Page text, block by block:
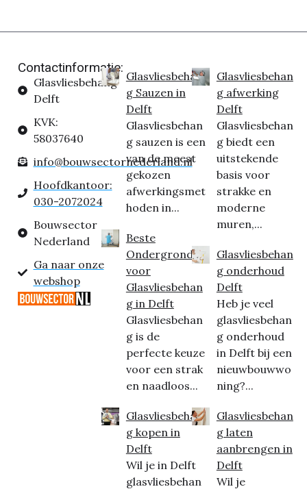
Contactinformatie:
Glasvliesbehang
Delft
KVK:
58037640
info@bouwsectornederland.nl
Hoofdkantoor:
030-2072024
Bouwsector
Nederland
Ga naar onze
webshop
Glasvliesbehan
g Sauzen in
Delft
Glasvliesbehan
g sauzen is een
van de meest
gekozen
afwerkingsmet
hoden in...
Beste
Ondergrond
voor
Glasvliesbehan
g in Delft
Glasvliesbehan
g is de
perfecte keuze
voor een strak
en naadloos...
Glasvliesbehan
g kopen in
Delft
Wil je in Delft
glasvliesbehan
Glasvliesbehan
g afwerking
Delft
Glasvliesbehan
g biedt een
uitstekende
basis voor
strakke en
moderne
muren,...
Glasvliesbehan
g onderhoud
Delft
Heb je veel
glasvliesbehan
g onderhoud
in Delft bij een
nieuwbouwwo
ning?...
Glasvliesbehan
g laten
aanbrengen in
Delft
Wil je